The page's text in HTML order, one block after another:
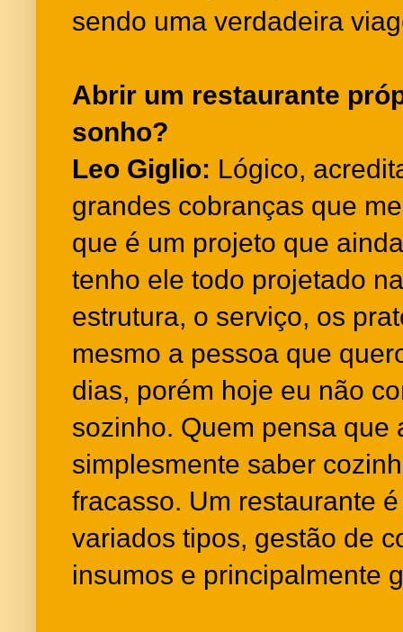
sendo uma verdadeira
Abrir um restaurante
sonho?
Leo Giglio: Lógico,
grandes cobranças que
que é um projeto que
tenho ele todo projetado
estrutura, o serviço, os
mesmo a pessoa que
dias, porém hoje eu não
sozinho. Quem pensa que
simplesmente saber
fracasso. Um restaurante
variados tipos, gestão de
insumos e principalmente